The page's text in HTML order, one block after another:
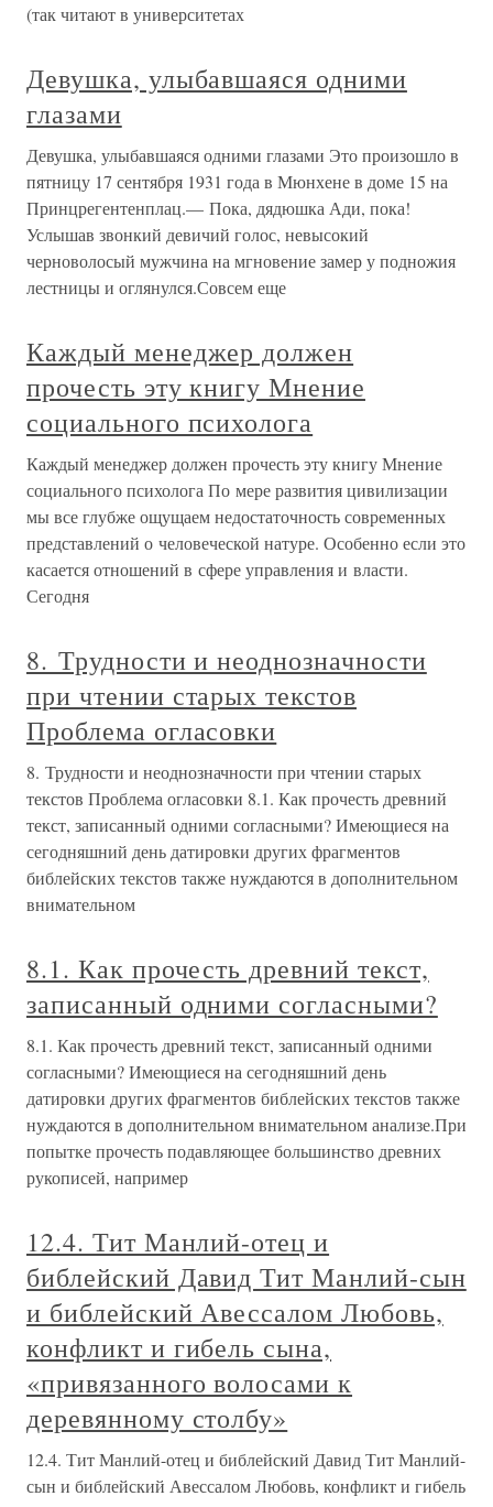
(так читают в университетах
Девушка, улыбавшаяся одними
глазами
Девушка, улыбавшаяся одними глазами Это произошло в
пятницу 17 сентября 1931 года в Мюнхене в доме 15 на
Принцрегентенплац.— Пока, дядюшка Ади, пока!
Услышав звонкий девичий голос, невысокий
черноволосый мужчина на мгновение замер у подножия
лестницы и оглянулся.Совсем еще
Каждый менеджер должен
прочесть эту книгу Мнение
социального психолога
Каждый менеджер должен прочесть эту книгу Мнение
социального психолога По мере развития цивилизации
мы все глубже ощущаем недостаточность современных
представлений о человеческой натуре. Особенно если это
касается отношений в сфере управления и власти.
Сегодня
8. Трудности и неоднозначности
при чтении старых текстов
Проблема огласовки
8. Трудности и неоднозначности при чтении старых
текстов Проблема огласовки 8.1. Как прочесть древний
текст, записанный одними согласными? Имеющиеся на
сегодняшний день датировки других фрагментов
библейских текстов также нуждаются в дополнительном
внимательном
8.1. Как прочесть древний текст,
записанный одними согласными?
8.1. Как прочесть древний текст, записанный одними
согласными? Имеющиеся на сегодняшний день
датировки других фрагментов библейских текстов также
нуждаются в дополнительном внимательном анализе.При
попытке прочесть подавляющее большинство древних
рукописей, например
12.4. Тит Манлий-отец и
библейский Давид Тит Манлий-сын
и библейский Авессалом Любовь,
конфликт и гибель сына,
«привязанного волосами к
деревянному столбу»
12.4. Тит Манлий-отец и библейский Давид Тит Манлий-
сын и библейский Авессалом Любовь, конфликт и гибель